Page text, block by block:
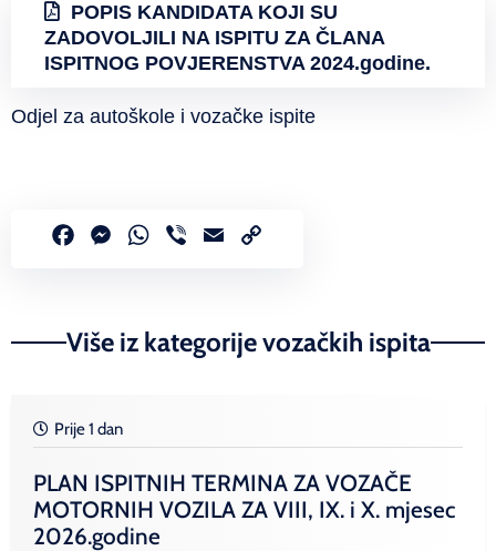
POPIS KANDIDATA KOJI SU
ZADOVOLJILI NA ISPITU ZA ČLANA
ISPITNOG POVJERENSTVA 2024.godine.
Odjel za autoškole i vozačke ispite
FacebookMessenger
WhatsApp
Viber Email
Više iz kategorije vozačkih ispita
Prije 1 dan
PLAN ISPITNIH TERMINA ZA VOZAČE
MOTORNIH VOZILA ZA VIII, IX. i X. mjesec
2026.godine